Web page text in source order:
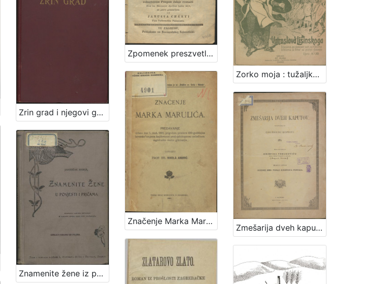
Zrin grad i njegovi gospodari : [sa rodoslovjem županah i knezovah bribirskih i zrinskih] / napisao Ivan Kukuljević Sakcinski
Zpomenek preszvetloga ... Barthola Patachich, ... kada vu farnoj czirkvi verbovechki szvoje proti tak Vrednomu Thovarushu Lyubavi ... v-dova Eleonora Patachich z-dosztojnum Pompum dalaje zverssiti Dan 14. Meszecza Aprilisa Letta 1817, / na pervo posztavlyen od Janussa Chanyi ...
Zorko moja : tužaljka iz opere Porin : udešena za tenor uz pratnju glasovira / od Vatroslava Lisinskoga
Znamenite žene iz priče i poviesti / sastavila Marija Jambrišakova
Značenje Marka Marulića : predavanje držano 7. stud. 1901. prigodom proslave 400-godišnjice hrvatske umjetne književnosti pred cjelokupnom omladinom zagrebačke realne gimnazije / govorio Nikola Andrić
Zmešarija dveh kaputov / sastavljena po Onufriusu Koprivi 1874. ; izdana na svetlo po Grišpinu Trbuhoviću sveto-petskom plebanušu na Bregani meseca lipnja godine 1885. posle Kristova poroda.